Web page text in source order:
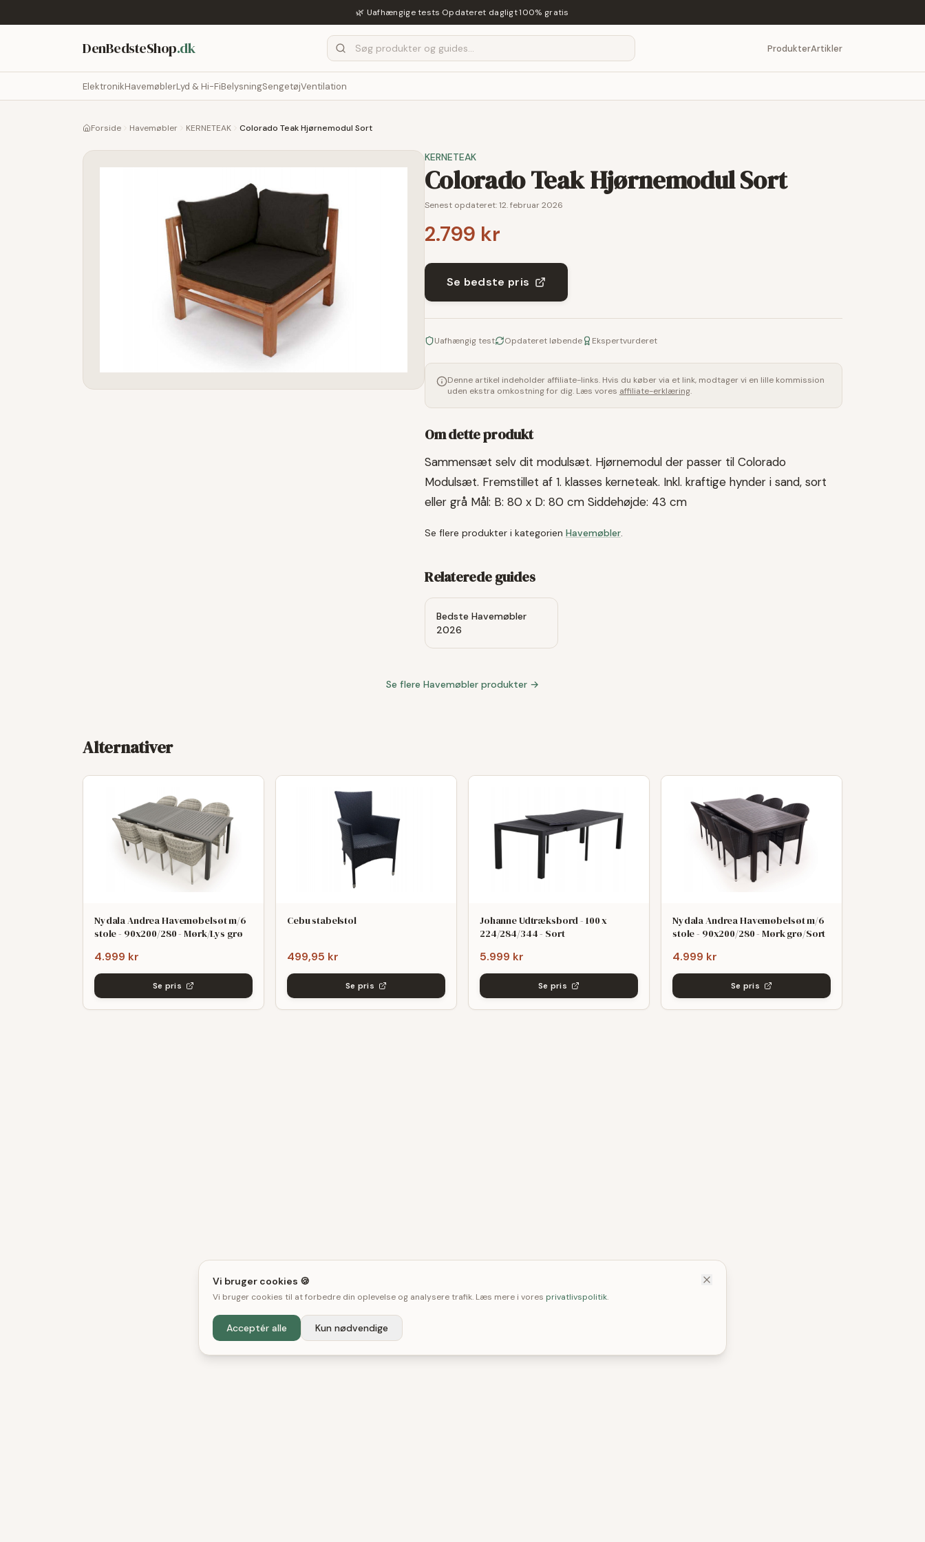
🌿 Uafhængige tests·Opdateret dagligt·100% gratis
DenBedsteShop.dk ProdukterArtikler
ElektronikHavemøblerLyd & Hi-FiBelysningSengetøjVentilation
Forside Havemøbler KERNETEAK Colorado Teak Hjørnemodul Sort
KERNETEAK
Colorado Teak Hjørnemodul Sort
Senest opdateret:12. februar 2026
2.799 kr
Se bedste pris
Uafhængig test Opdateret løbende Ekspertvurderet
Denne artikel indeholder affiliate-links. Hvis du køber via et link, modtager vi en lille kommission
uden ekstra omkostning for dig. Læs vores affiliate-erklæring.
Om dette produkt
Sammensæt selv dit modulsæt. Hjørnemodul der passer til Colorado
Modulsæt. Fremstillet af 1. klasses kerneteak. Inkl. kraftige hynder i sand, sort
eller grå Mål: B: 80 x D: 80 cm Siddehøjde: 43 cm
Se flere produkter i kategorien Havemøbler.
Relaterede guides
Bedste Havemøbler
2026
Se flere Havemøbler produkter →
Alternativer
Nydala Andrea Havemøbelsøt m/6
stole - 90x200/280 - Mørk/Lys grø
4.999 kr
Se pris
Cebu stabelstol
499,95 kr
Se pris
Johanne Udtræksbord - 100 x
224/284/344 - Sort
5.999 kr
Se pris
Nydala Andrea Havemøbelsøt m/6
stole - 90x200/280 - Mørk grø/Sort
4.999 kr
Se pris
Vi bruger cookies 🍪
Vi bruger cookies til at forbedre din oplevelse og analysere trafik. Læs mere i vores privatlivspolitik.
Acceptér alle Kun nødvendige